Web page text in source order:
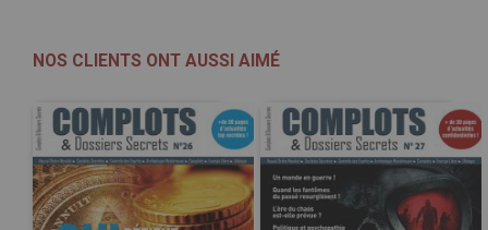
NOS CLIENTS ONT AUSSI AIMÉ